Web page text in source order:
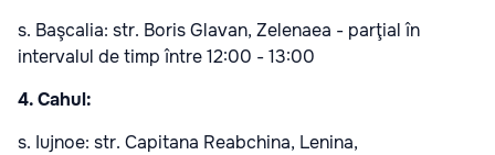
s. Başcalia: str. Boris Glavan, Zelenaea - parţial în
intervalul de timp între 12:00 - 13:00
4. Cahul:
s. Iujnoe: str. Capitana Reabchina, Lenina,